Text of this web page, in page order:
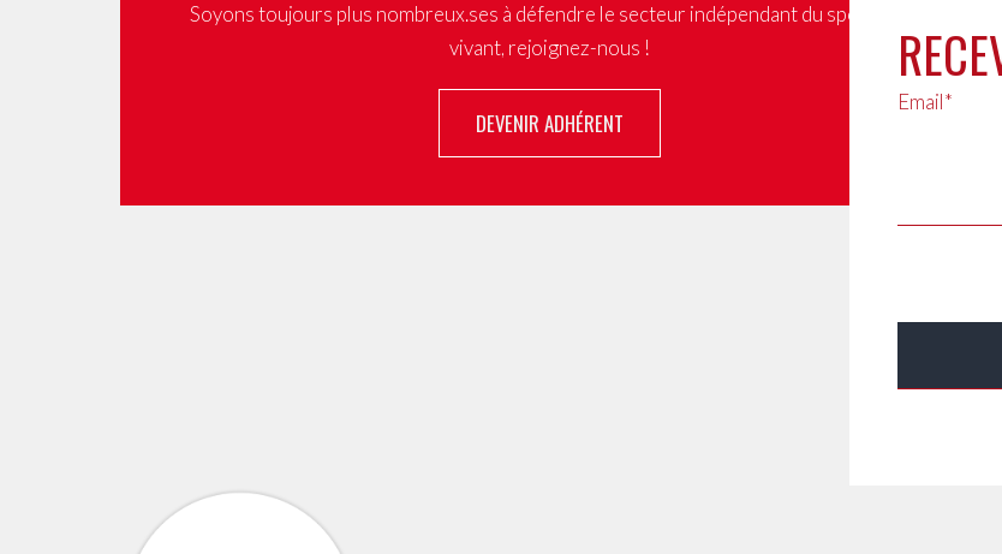
Soyons toujours plus nombreux.ses à défendre le secteur indépendant du spectacle
vivant, rejoignez-nous !
DEVENIR ADHÉRENT
Email*